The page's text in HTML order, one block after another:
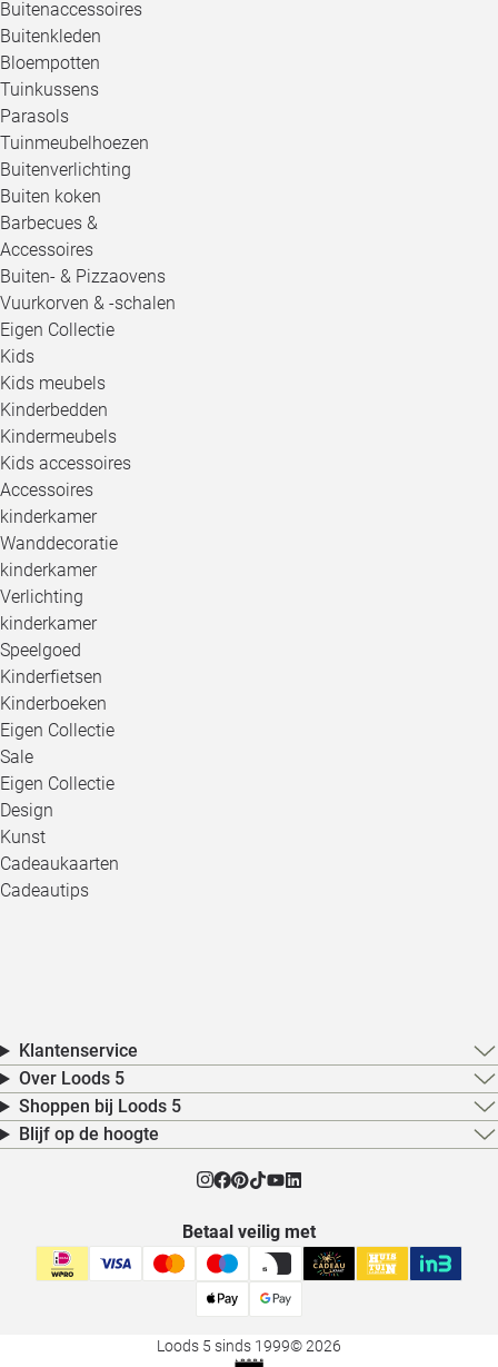
Buitenaccessoires
Buitenkleden
Bloempotten
Tuinkussens
Parasols
Tuinmeubelhoezen
Buitenverlichting
Buiten koken
Barbecues &
Accessoires
Buiten- & Pizzaovens
Vuurkorven & -schalen
Eigen Collectie
Kids
Kids meubels
Kinderbedden
Kindermeubels
Kids accessoires
Accessoires
kinderkamer
Wanddecoratie
kinderkamer
Verlichting
kinderkamer
Speelgoed
Kinderfietsen
Kinderboeken
Eigen Collectie
Sale
Eigen Collectie
Design
Kunst
Cadeaukaarten
Cadeautips
Klantenservice
Over Loods 5
Shoppen bij Loods 5
Blijf op de hoogte
Betaal veilig met
Loods 5 sinds 1999© 2026